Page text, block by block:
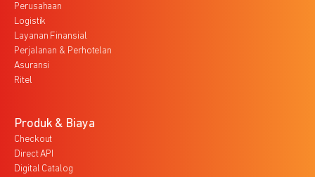
Perusahaan
Logistik
Layanan Finansial
Perjalanan & Perhotelan
Asuransi
Ritel
Produk & Biaya
Checkout
Direct API
Digital Catalog